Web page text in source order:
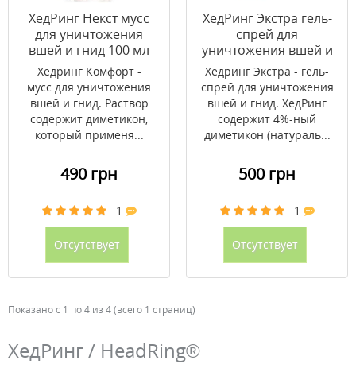
ХедРинг Некст мусс
для уничтожения
вшей и гнид 100 мл
Хедринг Комфорт -
мусс для уничтожения
вшей и гнид. Раствор
содержит диметикон,
который применя...
490 грн
1
Отсутствует
ХедРинг Экстра гель-
спрей для
уничтожения вшей и
гнид 60 мл
Хедринг Экстра - гель-
спрей для уничтожения
вшей и гнид. ХедРинг
содержит 4%-ный
диметикон (натураль...
500 грн
1
Отсутствует
Показано с 1 по 4 из 4 (всего 1 страниц)
ХедРинг / HeadRing®